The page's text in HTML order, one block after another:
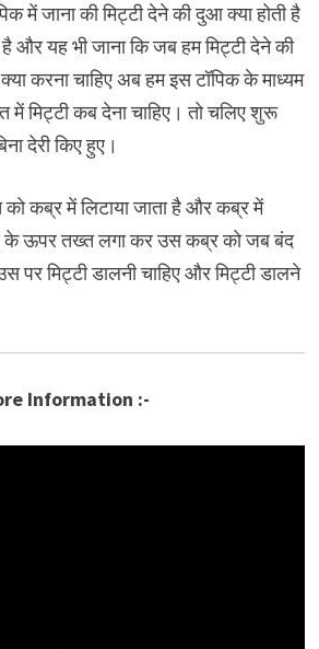
में जाना की मिट्टी देने की दुआ क्या होती है
और यह भी जाना कि जब हम मिट्टी देने की
करना चाहिए अब हम इस टॉपिक के माध्यम
मिट्टी कब देना चाहिए। तो चलिए शुरू
देरी किए हुए।
को कब्र में लिटाया जाता है और कब्र में
के ऊपर तख्त लगा कर उस कब्र को जब बंद
पर मिट्टी डालनी चाहिए और मिट्टी डालने
Information :-